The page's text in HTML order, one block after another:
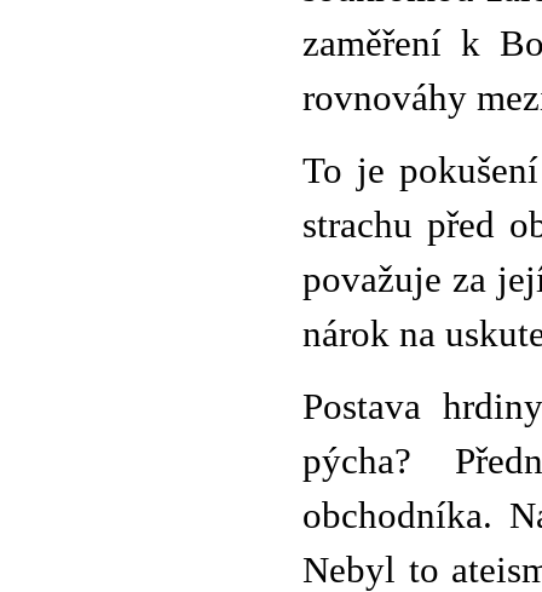
zaměření k
rovnováhy
To je
strachu před
považuje za
nárok na
Postava
pýcha?
obchodníka.
Nebyl to